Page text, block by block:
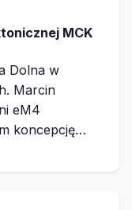
MCK
Dolna w
Marcin
eM4
koncepcję…